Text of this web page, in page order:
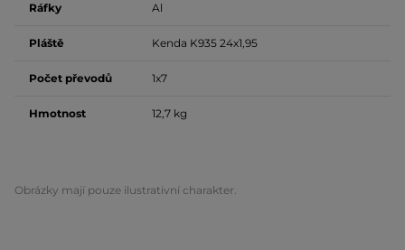
Ráfky Al
Pláště Kenda K935 24x1,95
Počet převodů 1x7
Hmotnost 12,7 kg
Obrázky mají pouze ilustrativní charakter.